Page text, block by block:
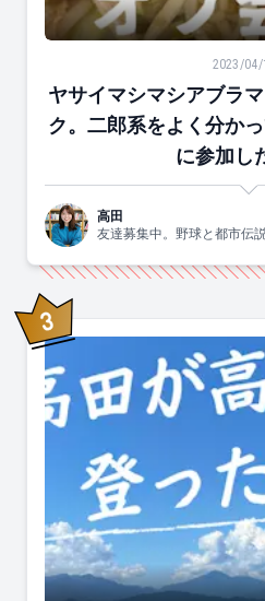
ヤサイマシマシアブラマ
2023/04/
ヤサイマシマシアブラ
ク。二郎系をよく分か
に参加し
高田
友達募集中。野球と都市伝
3位